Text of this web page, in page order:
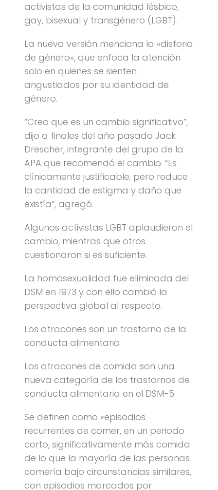
activistas de la comunidad lésbico,
gay, bisexual y transgénero (LGBT).
La nueva versión menciona la «disforia
de género», que enfoca la atención
solo en quienes se sienten
angustiados por su identidad de
género.
“Creo que es un cambio significativo”,
dijo a finales del año pasado Jack
Drescher, integrante del grupo de la
APA que recomendó el cambio. “Es
clínicamente justificable, pero reduce
la cantidad de estigma y daño que
existía”, agregó.
Algunos activistas LGBT aplaudieron el
cambio, mientras que otros
cuestionaron si es suficiente.
La homosexualidad fue eliminada del
DSM en 1973 y con ello cambió la
perspectiva global al respecto.
Los atracones son un trastorno de la
conducta alimentaria
Los atracones de comida son una
nueva categoría de los trastornos de
conducta alimentaria en el DSM-5.
Se definen como «episodios
recurrentes de comer, en un periodo
corto, significativamente más comida
de lo que la mayoría de las personas
comería bajo circunstancias similares,
con episodios marcados por